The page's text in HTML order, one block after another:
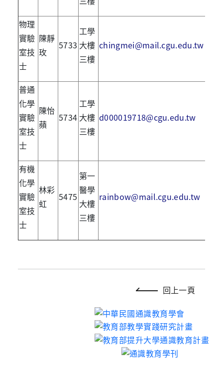
物理
實驗
室技
士
陳靜
玫
5733
工學
大樓
三樓
chingmei@mail.cgu.edu.tw
普通
化學
實驗
室技
士
陳怡
蘋
5734
工學
大樓
三樓
d000019718@cgu.edu.tw
有機
化學
實驗
室技
士
林彩
虹
5475
第一
醫學
大樓
三樓
rainbow@mail.cgu.edu.tw
回上一頁